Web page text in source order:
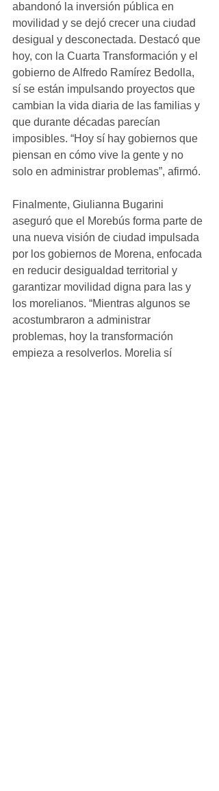
abandonó la inversión pública en
movilidad y se dejó crecer una ciudad
desigual y desconectada. Destacó que
hoy, con la Cuarta Transformación y el
gobierno de Alfredo Ramírez Bedolla,
sí se están impulsando proyectos que
cambian la vida diaria de las familias y
que durante décadas parecían
imposibles. “Hoy sí hay gobiernos que
piensan en cómo vive la gente y no
solo en administrar problemas”, afirmó.
Finalmente, Giulianna Bugarini
aseguró que el Morebús forma parte de
una nueva visión de ciudad impulsada
por los gobiernos de Morena, enfocada
en reducir desigualdad territorial y
garantizar movilidad digna para las y
los morelianos. “Mientras algunos se
acostumbraron a administrar
problemas, hoy la transformación
empieza a resolverlos. Morelia sí